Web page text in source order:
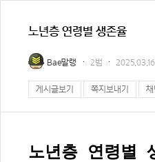
노년층 연령별 생존율
Bae말랭 2범
게시글보기 쪽지보내기
노년층 연령별